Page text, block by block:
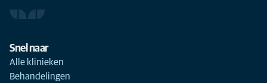
Snel naar
Alle klinieken
Behandelingen